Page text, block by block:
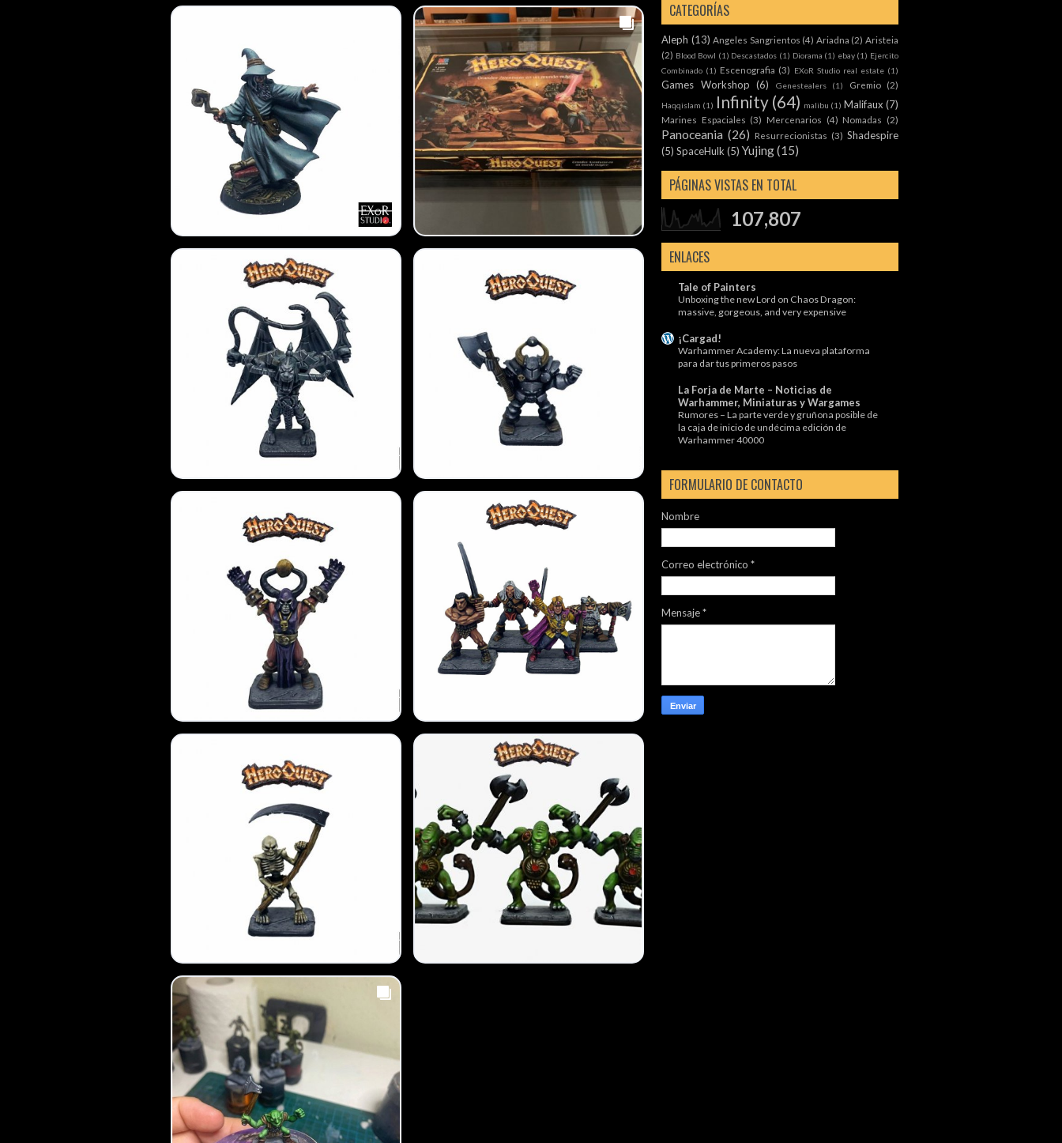
CATEGORÍAS
Aleph (13) Angeles Sangrientos (4) Ariadna (2) Aristeia
(2) Blood Bowl (1) Descastados (1) Diorama (1) ebay (1) Ejercito
Combinado (1) Escenografia (3) EXoR Studio real estate (1)
Games Workshop (6) Genestealers (1) Gremio (2)
Haqqislam (1) Infinity (64) malibu (1) Malifaux (7)
Marines Espaciales (3) Mercenarios (4) Nomadas (2)
Panoceania (26) Resurrecionistas (3) Shadespire
(5) SpaceHulk(5) Yujing(15)
PÁGINAS VISTAS EN TOTAL
107,807
ENLACES
Tale of Painters
Unboxing the new Lord on Chaos Dragon:
massive, gorgeous, and very expensive
¡Cargad!
Warhammer Academy: La nueva plataforma
para dar tus primeros pasos
La Forja de Marte – Noticias de
Warhammer, Miniaturas y Wargames
Rumores – La parte verde y gruñona posible de
la caja de inicio de undécima edición de
Warhammer 40000
FORMULARIO DE CONTACTO
Nombre
Correo electrónico *
Mensaje*